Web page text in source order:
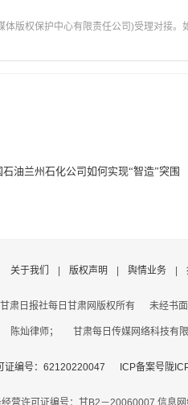
版权保护中心有限责任公司)受理对接
油兰州石化公司如何实现“智造”突围
关于我们 版权声明 舆情业务
甘肃日报社每日甘肃网版权所有 未经书
陈灿律师； 甘肃每日传媒网络科技
证编号：62120220047 ICP备案号陇
营许可证编号：甘B2－20060007 信息